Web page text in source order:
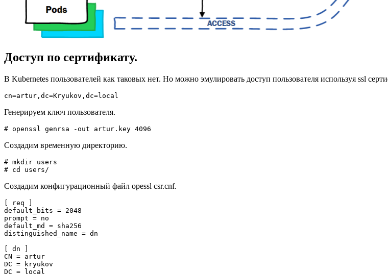
Доступ по сертификату.
В Kubernetes пользователей как таковых нет. Но можно эмулировать доступ пользователя используя ssl
cn=artur,dc=Kryukov,dc=local
Генерируем ключ пользователя.
# openssl genrsa -out artur.key 4096
Создадим временную директорию.
# mkdir users
# cd users/
Создадим конфигурационный файл opessl csr.cnf.
[ req ]
default_bits = 2048
prompt = no
default_md = sha256
distinguished_name = dn
[ dn ]
CN = artur
DC = kryukov
DC = local